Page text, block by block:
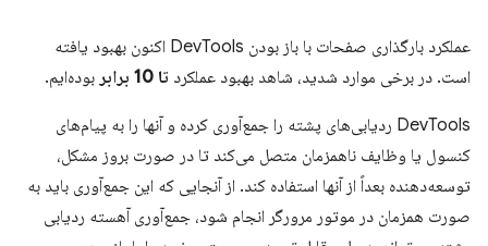
عملکرد بارگذاری صفحات با باز بودن DevTools اکنون بهبود یافته
است. در برخی موارد شدید، شاهد بهبود عملکرد تا 10 برابر بوده‌ایم.
DevTools ردیابی‌های پشته را جمع‌آوری کرده و آنها را به پیام‌های
کنسول یا وظایف ناهمزمان متصل می‌کند تا در صورت بروز مشکل،
توسعه‌دهنده بعداً از آنها استفاده کند. از آنجایی که این جمع‌آوری باید به
صورت همزمان در موتور مرورگر انجام شود، جمع‌آوری آهسته ردیابی